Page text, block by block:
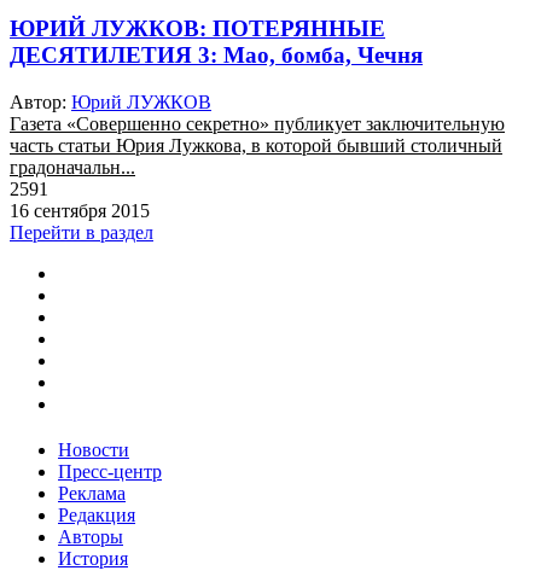
ЮРИЙ ЛУЖКОВ: ПОТЕРЯННЫЕ
ДЕСЯТИЛЕТИЯ 3: Мао, бомба, Чечня
Автор: Юрий ЛУЖКОВ
Газета «Совершенно секретно» публикует заключительную
часть статьи Юрия Лужкова, в которой бывший столичный
градоначальн...
2591
16 сентября 2015
Перейти в раздел
Новости
Пресс-центр
Реклама
Редакция
Авторы
История